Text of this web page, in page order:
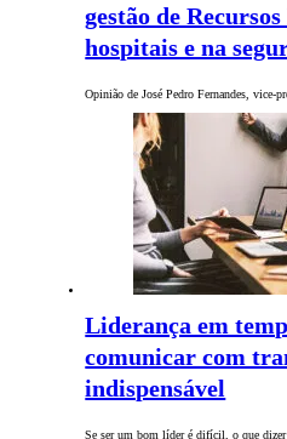
gestão de
hospitais e na
Opinião de José Pedro Fernandes,
Liderança em
comunicar com
indispensável
Se ser um bom líder é difícil, o que